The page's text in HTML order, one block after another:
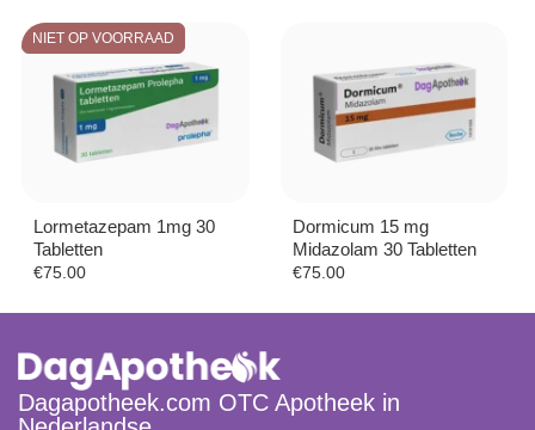
NIET OP VOORRAAD
Lormetazepam 1mg 30
Tabletten
€75.00
Dormicum 15 mg
Midazolam 30 Tabletten
€75.00
Dagapotheek.com OTC Apotheek in